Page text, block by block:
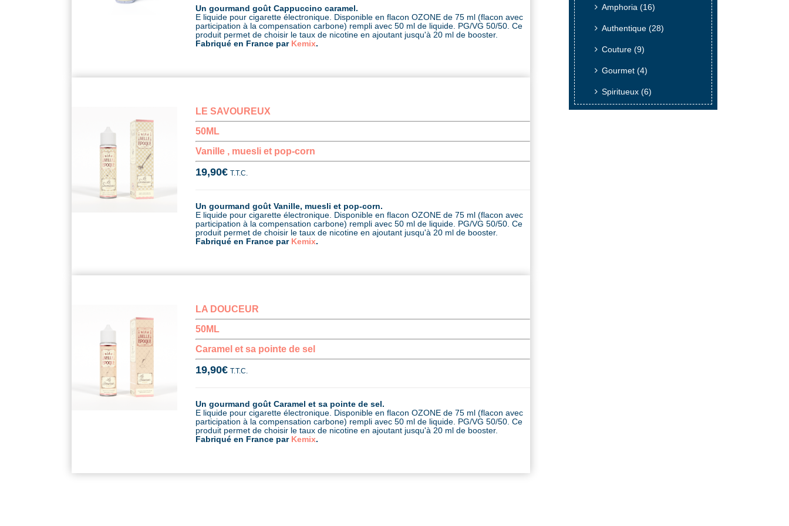
Un gourmand goût Cappuccino caramel.
E liquide pour cigarette électronique. Disponible en flacon OZONE de 75 ml (flacon avec
participation à la compensation carbone) rempli avec 50 ml de liquide. PG/VG 50/50. Ce
produit permet de choisir le taux de nicotine en ajoutant jusqu'à 20 ml de booster.
Fabriqué en France par Kemix.
LE SAVOUREUX
50ML
Vanille , muesli et pop-corn
19,90€ T.T.C.
Un gourmand goût Vanille, muesli et pop-corn.
E liquide pour cigarette électronique. Disponible en flacon OZONE de 75 ml (flacon avec
participation à la compensation carbone) rempli avec 50 ml de liquide. PG/VG 50/50. Ce
produit permet de choisir le taux de nicotine en ajoutant jusqu'à 20 ml de booster.
Fabriqué en France par Kemix.
LA DOUCEUR
50ML
Caramel et sa pointe de sel
19,90€ T.T.C.
Un gourmand goût Caramel et sa pointe de sel.
E liquide pour cigarette électronique. Disponible en flacon OZONE de 75 ml (flacon avec
participation à la compensation carbone) rempli avec 50 ml de liquide. PG/VG 50/50. Ce
produit permet de choisir le taux de nicotine en ajoutant jusqu'à 20 ml de booster.
Fabriqué en France par Kemix.
Amphoria (16)
Authentique (28)
Couture (9)
Gourmet (4)
Spiritueux (6)